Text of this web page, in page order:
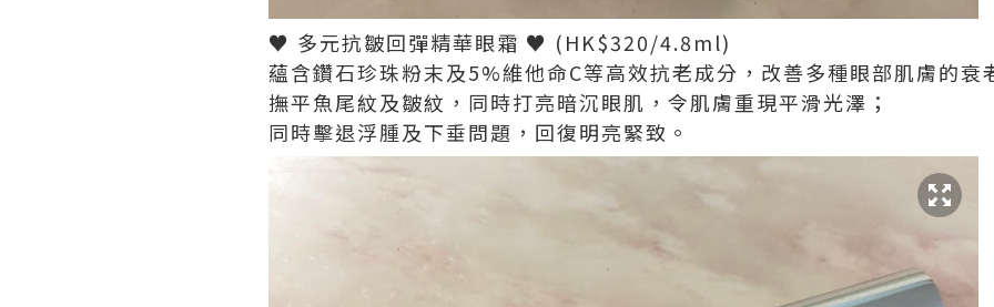
♥ 多元抗皺回彈精華眼霜 ♥ (HK$320/4.8ml)
蘊含鑽石珍珠粉末及5%維他命C等高效抗老成分，改善多種眼部肌膚的衰
撫平魚尾紋及皺紋，同時打亮暗沉眼肌，令肌膚重現平滑光澤；
同時擊退浮腫及下垂問題，回復明亮緊致。